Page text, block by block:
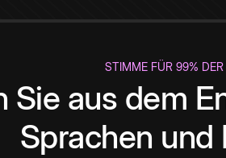
STIMME FÜR 99%
Sie aus dem
Sprachen und